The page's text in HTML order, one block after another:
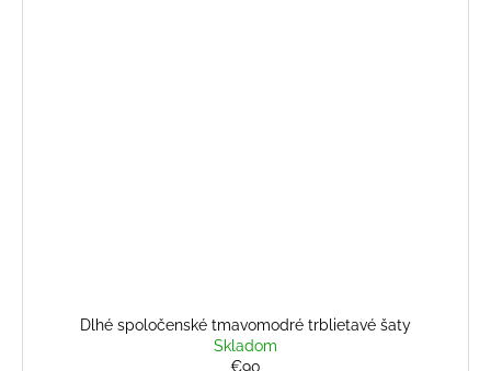
Dlhé spoločenské tmavomodré trblietavé šaty
Skladom
€90